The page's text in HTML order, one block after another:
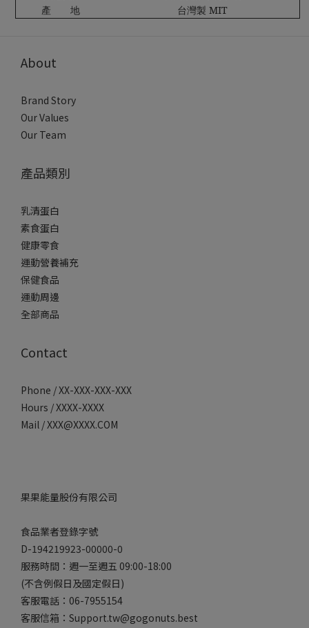
產 地
台灣製 MIT
About
Brand Story
Our Values
Our Team
產品類別
乳清蛋白
素食蛋白
健康零食
運動營養補充
保健食品
運動周邊
全部商品
Contact
Phone / XX-XXX-XXX-XXX
Hours / XXXX-XXXX
Mail / XXX@XXXX.COM
果果能量股份有限公司
食品業者登錄字號
D-194219923-00000-0
服務時間：週一至週五 09:00-18:00
(不含例假日及國定假日)
客服電話：06-7955154
客服信箱：Support.tw@gogonuts.best